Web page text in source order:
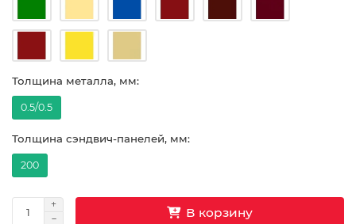
Толщина металла, мм:
0.5/0.5
Толщина сэндвич-панелей, мм:
200
В корзину